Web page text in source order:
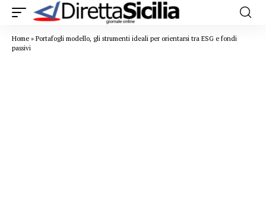
Home » Portafogli modello, gli strumenti ideali per orientarsi tra ESG e fondi
passivi